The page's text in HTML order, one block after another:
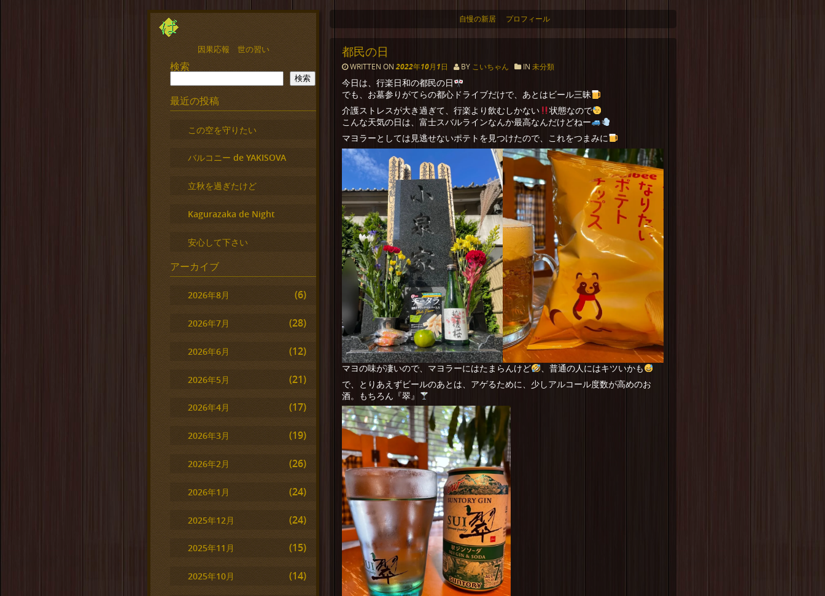
自慢の新居 プロフィール
都民の日
WRITTEN ON2022年10月1日 BY こいちゃん IN未分類
今日は、行楽日和の都民の日
でも、お墓参りがてらの都心ドライブだけで、あとはビール三昧
介護ストレスが大き過ぎて、行楽より飲むしかない
状態なので
こんな天気の日は、富士スバルラインなんか最高なんだけどねー
マヨラーとしては見逃せないポテトを見つけたので、これをつまみに
マヨの味が凄いので、マヨラーにはたまらんけど
、普通の人にはキツいかも
で、とりあえずビールのあとは、アゲるために、少しアルコール度数が高めのお
酒。もちろん『翠』
因果応報 世の習い
検索
検索
最近の投稿
この空を守りたい
バルコニー de YAKISOVA
立秋を過ぎたけど
Kagurazaka de Night
安心して下さい
アーカイブ
2026年8月 (6)
2026年7月 (28)
2026年6月 (12)
2026年5月 (21)
2026年4月 (17)
2026年3月 (19)
2026年2月 (26)
2026年1月 (24)
2025年12月 (24)
2025年11月 (15)
2025年10月 (14)